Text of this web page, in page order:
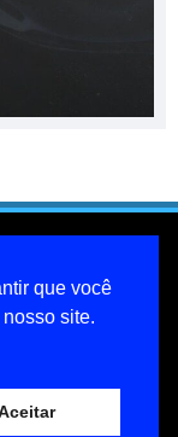
os direitos
que você
site.